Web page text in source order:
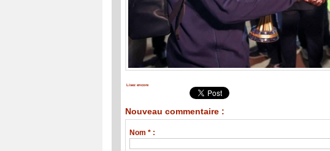
Lisez encore
Nouveau commentaire :
Nom * :